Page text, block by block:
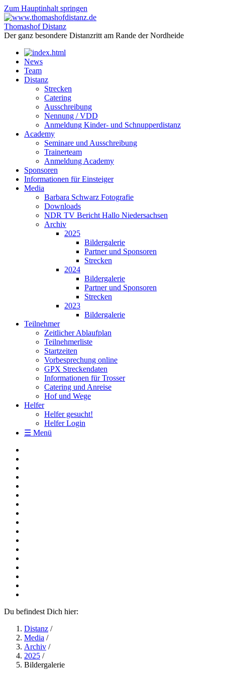
Zum Hauptinhalt springen
Thomashof Distanz
Der ganz besondere Distanzritt am Rande der Nordheide
News
Team
Distanz
Strecken
Catering
Ausschreibung
Nennung / VDD
Anmeldung Kinder- und Schnupperdistanz
Academy
Seminare und Ausschreibung
Trainerteam
Anmeldung Academy
Sponsoren
Informationen für Einsteiger
Media
Barbara Schwarz Fotografie
Downloads
NDR TV Bericht Hallo Niedersachsen
Archiv
2025
Bildergalerie
Partner und Sponsoren
Strecken
2024
Bildergalerie
Partner und Sponsoren
Strecken
2023
Bildergalerie
Teilnehmer
Zeitlicher Ablaufplan
Teilnehmerliste
Startzeiten
Vorbesprechung online
GPX Streckendaten
Informationen für Trosser
Catering und Anreise
Hof und Wege
Helfer
Helfer gesucht!
Helfer Login
☰ Menü
Du befindest Dich hier:
Distanz /
Media /
Archiv /
2025 /
Bildergalerie